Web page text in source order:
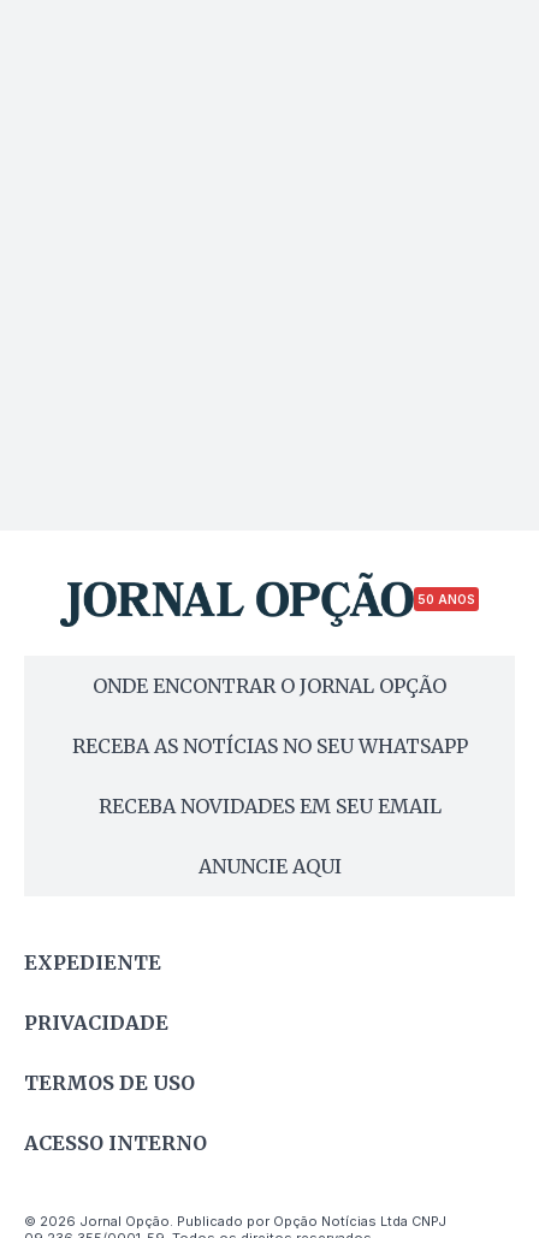
50 ANOS
ONDE ENCONTRAR O JORNAL OPÇÃO
RECEBA AS NOTÍCIAS NO SEU WHATSAPP
RECEBA NOVIDADES EM SEU EMAIL
ANUNCIE AQUI
EXPEDIENTE
PRIVACIDADE
TERMOS DE USO
ACESSO INTERNO
© 2026 Jornal Opção. Publicado por Opção Notícias Ltda CNPJ